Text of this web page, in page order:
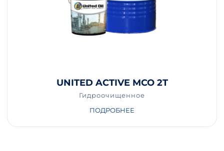
UNITED ACTIVE MCO 2T
Гидроочищенное
ПОДРОБНЕЕ